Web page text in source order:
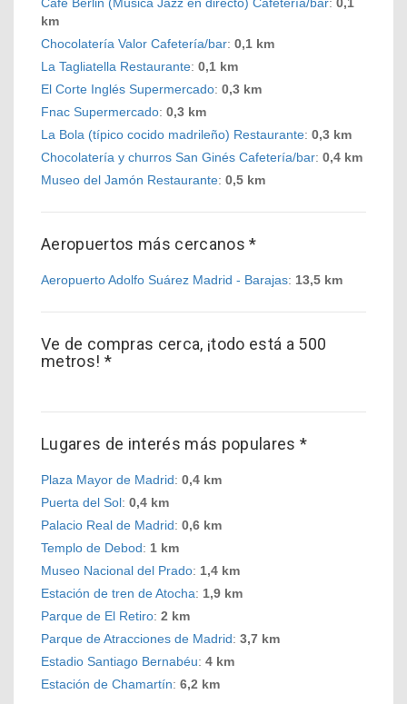
km
Chocolatería Valor Cafetería/bar: 0,1 km
La Tagliatella Restaurante: 0,1 km
El Corte Inglés Supermercado: 0,3 km
Fnac Supermercado: 0,3 km
La Bola (típico cocido madrileño) Restaurante: 0,3 km
Chocolatería y churros San Ginés Cafetería/bar: 0,4 km
Museo del Jamón Restaurante: 0,5 km
Aeropuertos más cercanos *
Aeropuerto Adolfo Suárez Madrid - Barajas: 13,5 km
Ve de compras cerca, ¡todo está a 500
metros! *
Lugares de interés más populares *
Plaza Mayor de Madrid: 0,4 km
Puerta del Sol: 0,4 km
Palacio Real de Madrid: 0,6 km
Templo de Debod: 1 km
Museo Nacional del Prado: 1,4 km
Estación de tren de Atocha: 1,9 km
Parque de El Retiro: 2 km
Parque de Atracciones de Madrid: 3,7 km
Estadio Santiago Bernabéu: 4 km
Estación de Chamartín: 6,2 km